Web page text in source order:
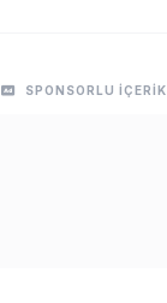
SPONSORLU İÇERİK